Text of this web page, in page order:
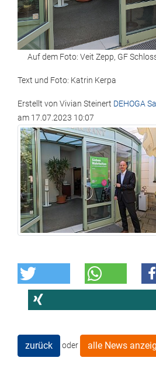
Auf dem Foto: Veit Zepp, GF
Text und Foto: Katrin Kerpa
Erstellt von Vivian Steinert DEHOGA
am 17.07.2023 10:07
zurück oder alle News